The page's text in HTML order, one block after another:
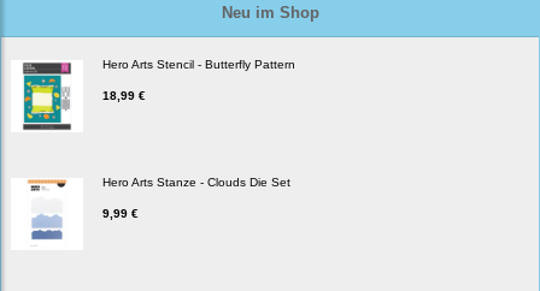
Neu im Shop
Hero Arts Stencil - Butterfly Pattern
18,99 €
Hero Arts Stanze - Clouds Die Set
9,99 €